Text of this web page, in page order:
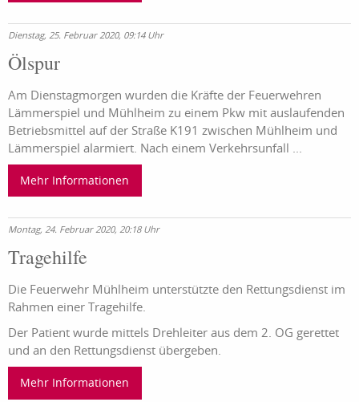
Dienstag, 25. Februar 2020, 09:14 Uhr
Ölspur
Am Dienstagmorgen wurden die Kräfte der Feuerwehren
Lämmerspiel und Mühlheim zu einem Pkw mit auslaufenden
Betriebsmittel auf der Straße K191 zwischen Mühlheim und
Lämmerspiel alarmiert. Nach einem Verkehrsunfall ...
Mehr Informationen
Montag, 24. Februar 2020, 20:18 Uhr
Tragehilfe
Die Feuerwehr Mühlheim unterstützte den Rettungsdienst im
Rahmen einer Tragehilfe.
Der Patient wurde mittels Drehleiter aus dem 2. OG gerettet
und an den Rettungsdienst übergeben.
Mehr Informationen